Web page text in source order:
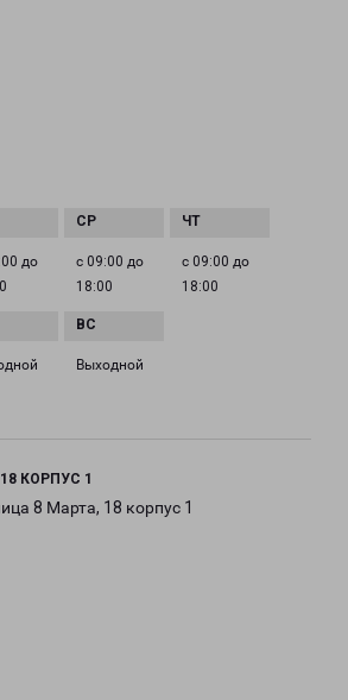
до
с 09:00 до
18:00
с 09:00 до
18:00
Выходной
КОРПУС 1
8 Марта, 18 корпус 1